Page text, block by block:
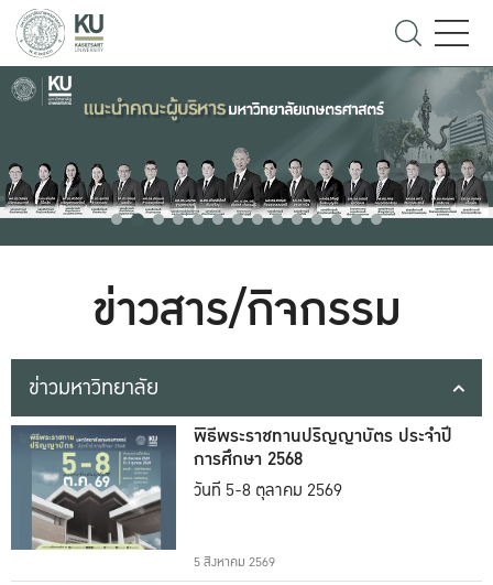
ข่าวสาร/กิจกรรม
ข่าวมหาวิทยาลัย
พิธีพระราชทานปริญญาบัตร ประจำปี
การศึกษา 2568
วันที่ 5-8 ตุลาคม 2569
5 สิงหาคม 2569